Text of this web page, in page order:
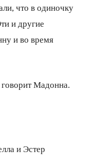
что в одиночку
и другие
и во время
Мадонна.
и Эстер